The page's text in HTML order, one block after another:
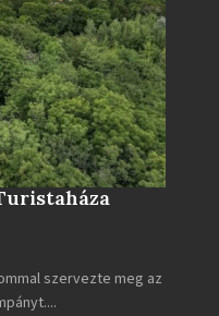
szervezte meg az